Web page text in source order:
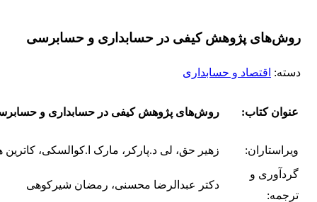
روش‌های پژوهش کیفی در حسابداری و حسابرسی
دسته: اقتصاد و حسابداری
عنوان کتاب: روش‌های پژوهش کیفی در حسابداری و
ویراستاران:
زهیر حق، لی د.پارکر، مارک ا.کوالسکی، کاترین
گردآوری و
ترجمه:
دکتر عبدالرضا محسنی، رمضان شیرکوهی